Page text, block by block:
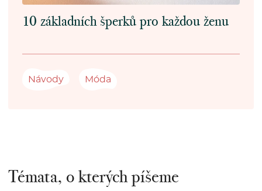
10 základních šperků pro každou ženu
Návody Móda
Témata, o kterých píšeme